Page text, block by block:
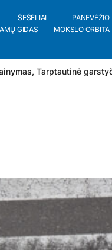
ŠEŠĖLIAI
GIDAS MOKSLO ORBITA
Tarptautinė